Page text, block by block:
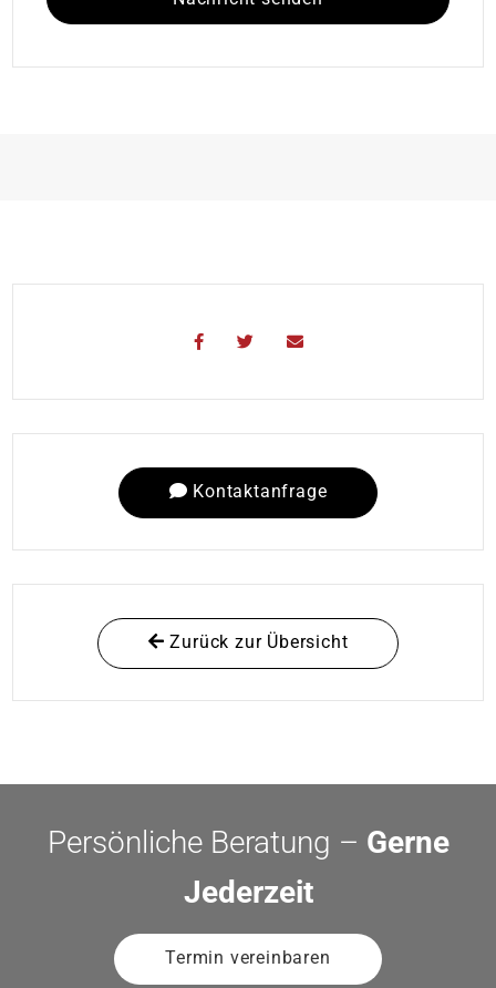
Kontaktanfrage
Zurück zur Übersicht
Persönliche Beratung – Gerne
Jederzeit
Termin vereinbaren